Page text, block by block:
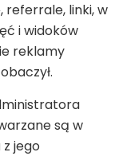
referrale, linki, w
i widoków
reklamy
są w
jego